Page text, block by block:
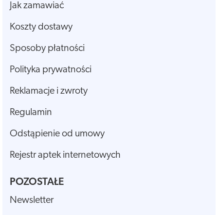
Jak zamawiać
Koszty dostawy
Sposoby płatności
Polityka prywatności
Reklamacje i zwroty
Regulamin
Odstąpienie od umowy
Rejestr aptek internetowych
POZOSTAŁE
Newsletter